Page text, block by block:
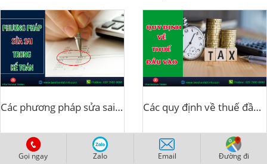
Các phương pháp sửa sai trong kế toán Các quy định về thuế đầu vào
Gọi ngay Zalo Email Đường đi